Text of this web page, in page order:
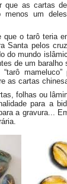
que as cartas
menos um
que o tarô teria
Santa pelos
do mundo
de um
as cartas
folhas ou
para a
a gravura...